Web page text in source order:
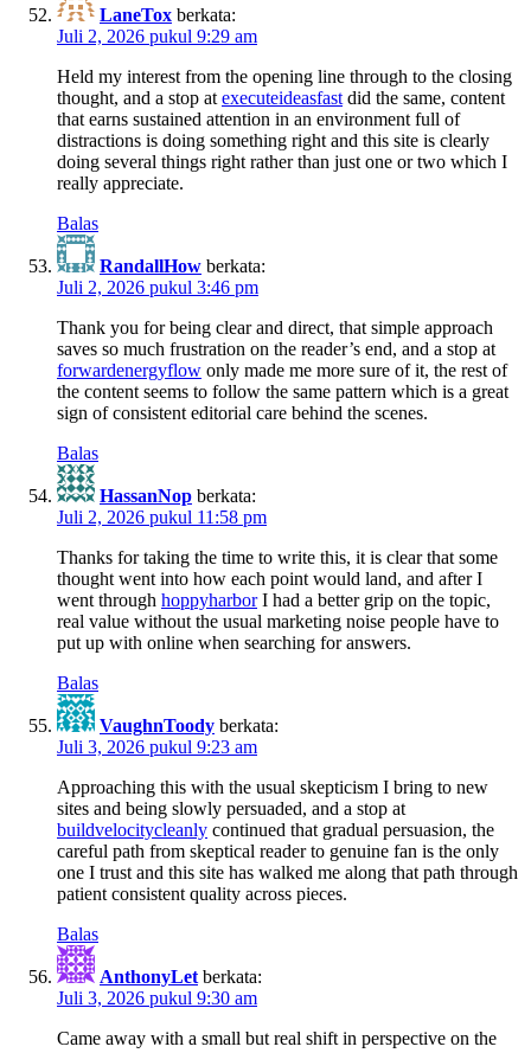
LaneTox berkata:
Juli 2, 2026 pukul 9:29 am
Held my interest from the opening line through to the closing
thought, and a stop at executeideasfast did the same, content
that earns sustained attention in an environment full of
distractions is doing something right and this site is clearly
doing several things right rather than just one or two which I
really appreciate.
Balas
RandallHow berkata:
Juli 2, 2026 pukul 3:46 pm
Thank you for being clear and direct, that simple approach
saves so much frustration on the reader’s end, and a stop at
forwardenergyflow only made me more sure of it, the rest of
the content seems to follow the same pattern which is a great
sign of consistent editorial care behind the scenes.
Balas
HassanNop berkata:
Juli 2, 2026 pukul 11:58 pm
Thanks for taking the time to write this, it is clear that some
thought went into how each point would land, and after I
went through hoppyharborI had a better grip on the topic,
real value without the usual marketing noise people have to
put up with online when searching for answers.
Balas
VaughnToody berkata:
Juli 3, 2026 pukul 9:23 am
Approaching this with the usual skepticism I bring to new
sites and being slowly persuaded, and a stop at
buildvelocitycleanly continued that gradual persuasion, the
careful path from skeptical reader to genuine fan is the only
one I trust and this site has walked me along that path through
patient consistent quality across pieces.
Balas
AnthonyLet berkata:
Juli 3, 2026 pukul 9:30 am
Came away with a small but real shift in perspective on the